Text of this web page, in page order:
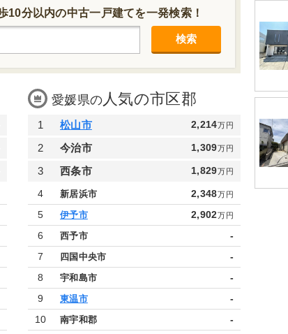
分以内の中古一戸建てを一発検索！
検索
愛媛県の人気の市区郡
1 松山市 2,214万円
2 今治市 1,309万円
3 西条市 1,829万円
4 新居浜市 2,348万円
5 伊予市 2,902万円
6 西予市
-
7
四国中央市
-
8
宇和島市
-
9
東温市
-
10
南宇和郡 -